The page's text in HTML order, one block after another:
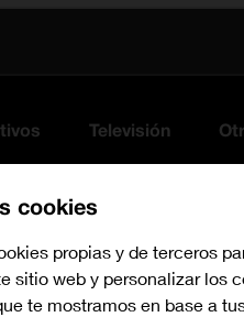
Televisión
cookies
propias y de terceros
sitio web y personalizar los
te mostramos en base a